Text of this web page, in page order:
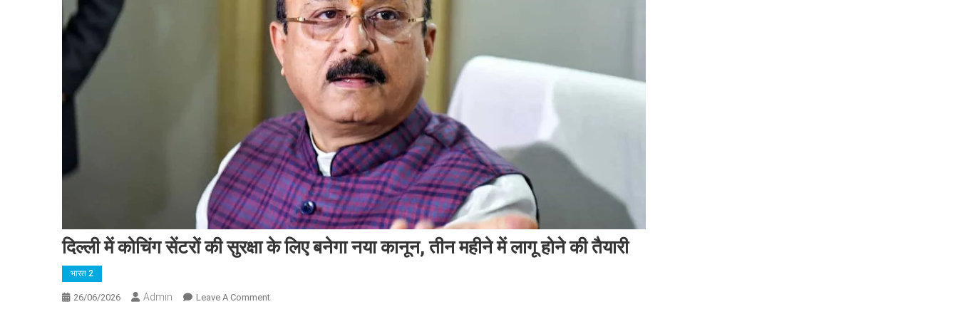
दिल्ली में कोचिंग सेंटरों की सुरक्षा के लिए बनेगा नया कानून, तीन महीने में लागू होने की तैयारी
भारत 2
26/06/2026 Admin Leave A CommentOn